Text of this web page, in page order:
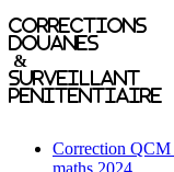
Corrections
Douanes
&
Surveillant
penitentiaire
Correction
maths 2024